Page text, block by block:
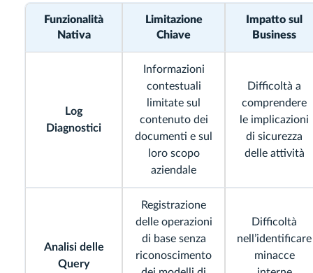
Funzionalità
Nativa
Limitazione
Chiave
Impatto sul
Business
Log
Diagnostici
Informazioni
contestuali
limitate sul
contenuto dei
documenti e sul
loro scopo
aziendale
Difficoltà a
comprendere
le implicazioni
di sicurezza
delle attività
Analisi delle
Query
Registrazione
delle operazioni
di base senza
riconoscimento
Difficoltà
nell’identificare
minacce